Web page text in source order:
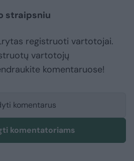
straipsniu
registruoti vartotojai.
vartotojų
komentaruose!
komentarus
komentatoriams